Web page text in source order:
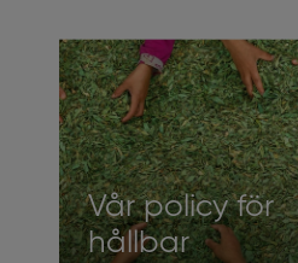
Vår policy för
hållbar